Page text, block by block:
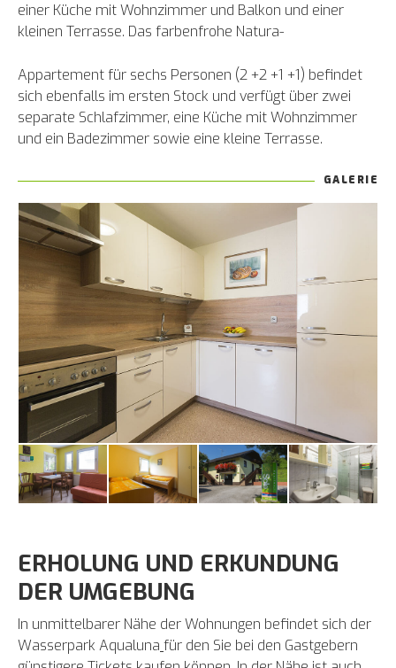
einer Küche mit Wohnzimmer und Balkon und einer
kleinen Terrasse. Das farbenfrohe Natura-
Appartement für sechs Personen (2 +2 +1 +1) befindet
sich ebenfalls im ersten Stock und verfügt über zwei
separate Schlafzimmer, eine Küche mit Wohnzimmer
und ein Badezimmer sowie eine kleine Terrasse.
GALERIE
ERHOLUNG UND ERKUNDUNG
DER UMGEBUNG
In unmittelbarer Nähe der Wohnungen befindet sich der
Wasserpark Aqualuna für den Sie bei den Gastgebern